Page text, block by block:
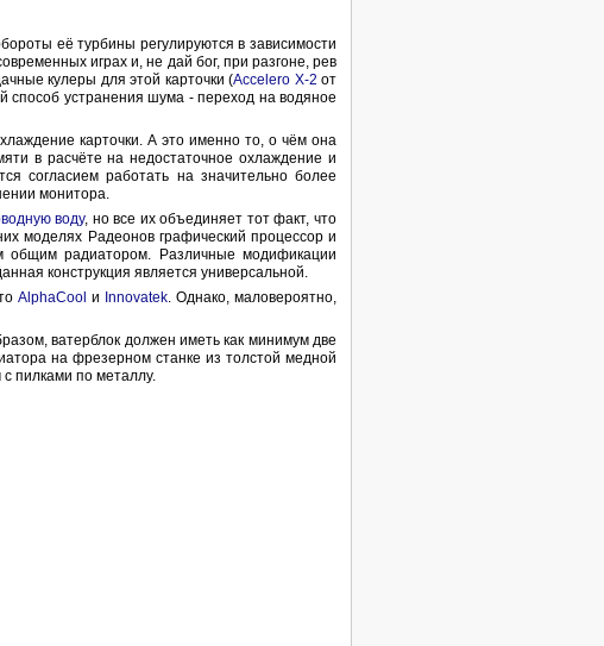
её турбины регулируются в зависимости
играх и, не дай бог, при разгоне, рев
кулеры для этой карточки (Accelero X-2 от
способ устранения шума - переход на водяное
карточки. А это именно то, о чём она
в расчёте на недостаточное охлаждение и
согласием работать на значительно более
монитора.
воду, но все их объединяет тот факт, что
моделях Радеонов графический процессор и
общим радиатором. Различные модификации
конструкция является универсальной.
AlphaCool и Innovatek. Однако, маловероятно,
ватерблок должен иметь как минимум две
на фрезерном станке из толстой медной
пилками по металлу.